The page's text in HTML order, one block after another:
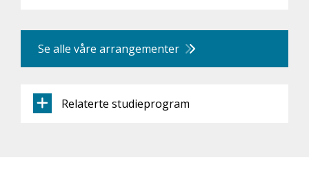
Se alle våre arrangementer
Relaterte studieprogram